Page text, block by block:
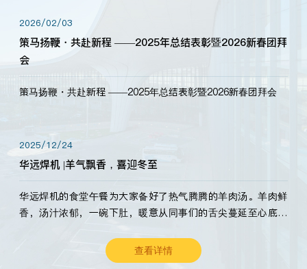
2026/02/03
策马扬鞭・共赴新程 ——2025年总结表彰暨2026新春团拜
会
策马扬鞭・共赴新程 ——2025年总结表彰暨2026新春团拜会
2025/12/24
华远焊机 |羊气飘香，喜迎冬至
华远焊机的食堂午餐为大家备好了热气腾腾的羊肉汤。羊肉鲜
香，汤汁浓郁，一碗下肚，暖意从同事们的舌尖蔓延至心底。
查看详情